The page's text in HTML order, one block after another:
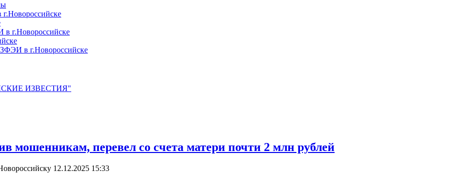
г.Новороссийске
в г.Новороссийске
ИЗВЕСТИЯ"
мошенникам, перевел со счета матери почти 2 млн рублей
12.12.2025 15:33